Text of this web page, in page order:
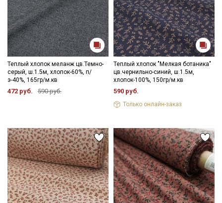
Теплый хлопок меланж цв.Темно-
серый, ш.1.5м, хлопок-60%, п/
э-40%, 165гр/м.кв
472 руб. 590 руб.
Теплый хлопок "Мелкая ботаника"
цв.чернильно-синий, ш.1.5м,
хлопок-100%, 150гр/м.кв
590 руб.
Только онлайн-заказ